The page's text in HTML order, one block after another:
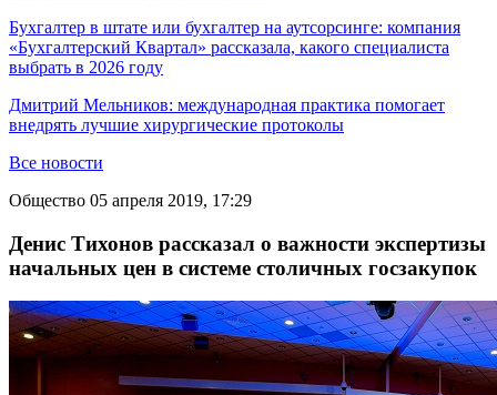
Бухгалтер в штате или бухгалтер на аутсорсинге: компания
«Бухгалтерский Квартал» рассказала, какого специалиста
выбрать в 2026 году
Дмитрий Мельников: международная практика помогает
внедрять лучшие хирургические протоколы
Все новости
Общество 05 апреля 2019, 17:29
Денис Тихонов рассказал о важности экспертизы
начальных цен в системе столичных госзакупок